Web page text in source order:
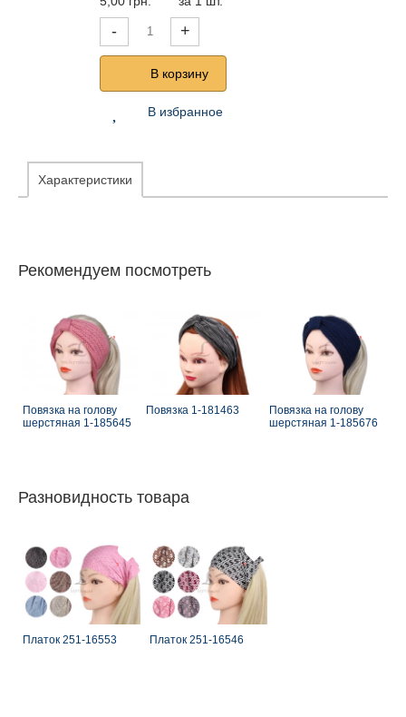
- +
В корзину
В избранное
Характеристики
Рекомендуем посмотреть
Повязка на голову
шерстяная 1-185645
Повязка 1-181463
Повязка на голову
шерстяная 1-185676
Разновидность товара
Платок 251-16553 Платок 251-16546